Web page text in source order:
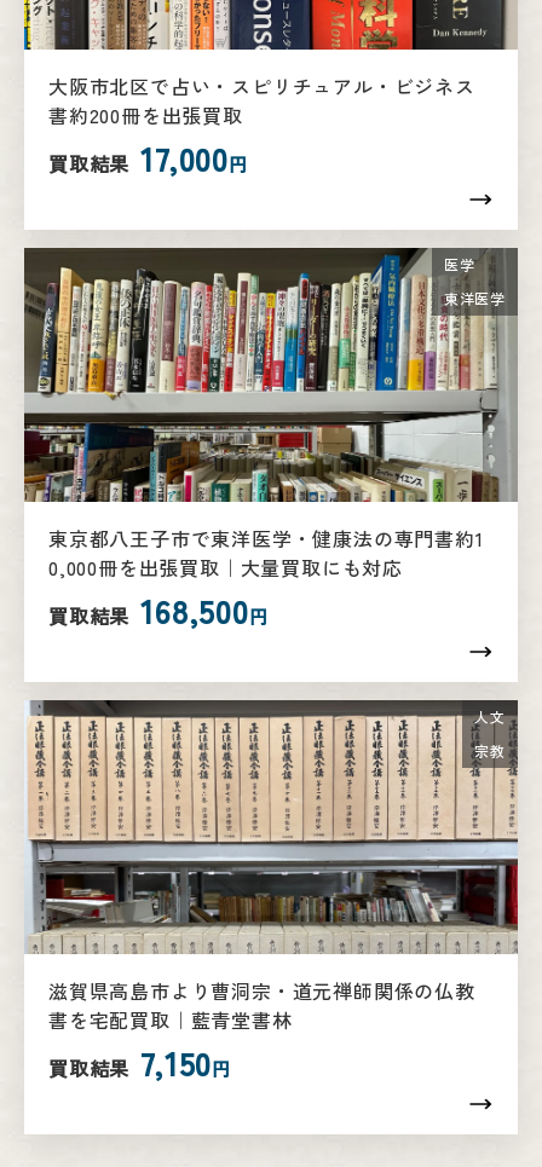
大阪市北区で占い・スピリチュアル・ビジネス
書約200冊を出張買取
買取結果 17,000円
医学
東洋医学
東京都八王子市で東洋医学・健康法の専門書約1
0,000冊を出張買取｜大量買取にも対応
買取結果 168,500円
人文
宗教
滋賀県高島市より曹洞宗・道元禅師関係の仏教
書を宅配買取｜藍青堂書林
買取結果 7,150円